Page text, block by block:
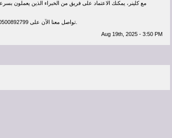
مع كلينر، يمكنك الاعتماد على فريق من الخبراء الذين يعملون
Aug 19th, 2025 - 3:50 PM